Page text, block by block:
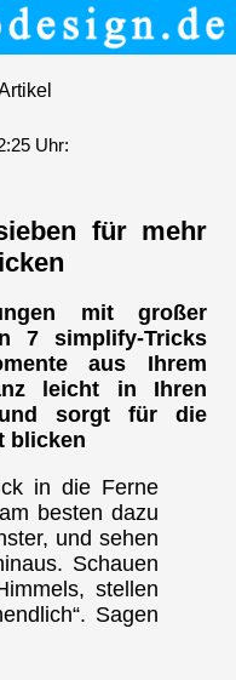
Uhr:
für mehr
mit großer
7 simplify-Tricks
aus Ihrem
leicht in Ihren
und sorgt für die
blicken
in die Ferne
besten dazu
und sehen
Schauen
stellen
Sagen